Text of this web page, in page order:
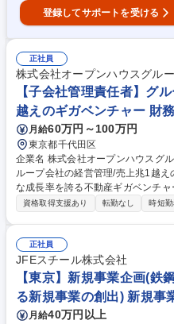
登録してサポートを受ける
正社員
株式会社オープンハウスグル
【子会社管理責任者】グ
越えのギガベンチャー 財
月給60万円～100万円
東京都千代田区
企業名 株式会社オープンハウスグループ 求人名 【子会社管理
ループ会社の経営管理/売上兆1越えのギガベン
な成長率を誇る不動産ギガベンチ
理をお任せ致します。弊社では大
実績管理、計数管理の高度化、会
検討、リスク管理、財務指標管理）
定・実行、高度な論点や改正対応
ステム導入 募集職種 【子会社管理責任者】グループ会社の経営管理/売上
兆1越えのギガベンチャー
資格取得支援あり 転勤なし 時短勤
正社員
JFEスチール株式会社
【東京】新規事業企画(鉄
る新規事業の創出) 新規事
月給40万円以上